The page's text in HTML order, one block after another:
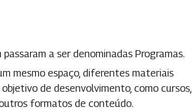
a ser denominadas Programas.
mesmo espaço, diferentes materiais
de desenvolvimento, como cursos,
formatos de conteúdo.